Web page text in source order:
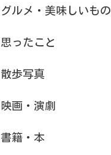
グルメ・美味しいもの
思ったこと
散歩写真
映画・演劇
書籍・本